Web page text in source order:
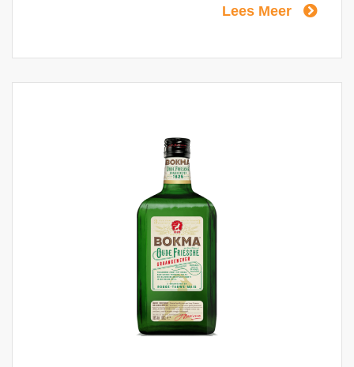
perfecte blend van Amerikaans eikenhout en
Bourbon Cask drink je het beste puur op
kamertemperatuur of als kopstoot samen
Lees Meer